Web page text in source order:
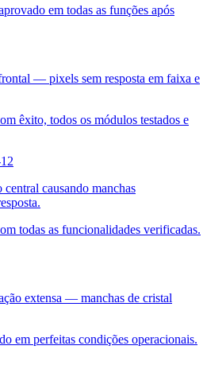
em todas as funções após
— pixels sem resposta em faixa e
êxito, todos os módulos testados e
causando manchas
todas as funcionalidades verificadas.
extensa — manchas de cristal
em perfeitas condições operacionais.